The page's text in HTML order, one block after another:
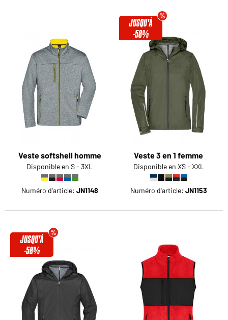
Veste softshell homme
Disponible en S - 3XL
Numéro d'article: JN1148
JUSQU'À
-58%
Veste 3 en 1 femme
Disponible en XS - XXL
Numéro d'article: JN1153
JUSQU'À
-58%